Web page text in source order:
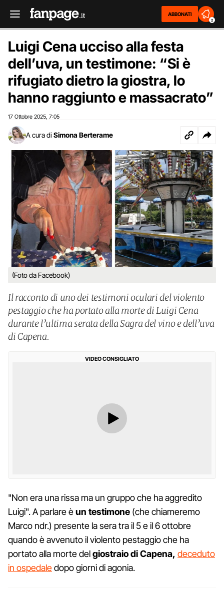
ABBONATI
2
Luigi Cena ucciso alla festa
dell’uva, un testimone: “Si è
rifugiato dietro la giostra, lo
hanno raggiunto e massacrato”
17 Ottobre 2025 7:05
A cura di Simona Berterame
(Foto da Facebook)
Il racconto di uno dei testimoni oculari del violento
pestaggio che ha portato alla morte di Luigi Cena
durante l’ultima serata della Sagra del vino e dell’uva
di Capena.
VIDEO CONSIGLIATO
"Non era una rissa ma un gruppo che ha aggredito
Luigi". A parlare èun testimone (che chiameremo
Marco ndr.) presente la sera tra il 5 e il 6 ottobre
quando è avvenuto il violento pestaggio che ha
portato alla morte delgiostraio di Capena, deceduto
in ospedaledopo giorni di agonia.